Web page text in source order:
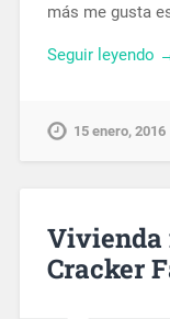
más me gusta
Seguir leyendo
15 enero, 2016
Vivienda
Cracker